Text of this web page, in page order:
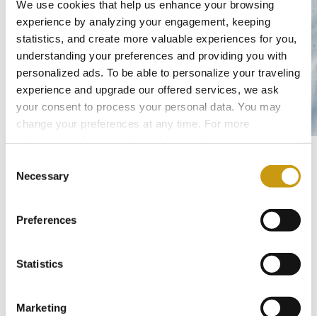
We use cookies that help us enhance your browsing
experience by analyzing your engagement, keeping
statistics, and create more valuable experiences for you,
understanding your preferences and providing you with
personalized ads. To be able to personalize your traveling
experience and upgrade our offered services, we ask
your consent to process your personal data. You may
change your preferences at any time. For more
Selection
Necessary
Preferences
Statistics
Marketing
Nachhaltiger Betrieb
Umwelt
Gesellschaft
Im Creta Maris Resort fördern und
unterstützen wir nachhaltige Praktiken, die
Gemeinschaften dienen und zur lokalen und
Reduzierung des Energieverbrauchs, die
Fußabdrucks und die Minimierung der
Bestandteil unserer